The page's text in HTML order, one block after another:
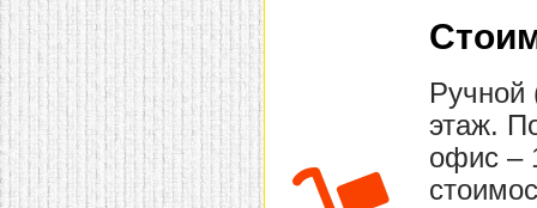
Ручной
этаж.
офис –